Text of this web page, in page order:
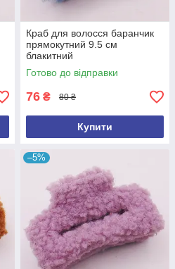
Краб для волосся баранчик
прямокутний 9.5 см
блакитний
Готово до відправки
76 ₴ 80 ₴
Купити
–5%